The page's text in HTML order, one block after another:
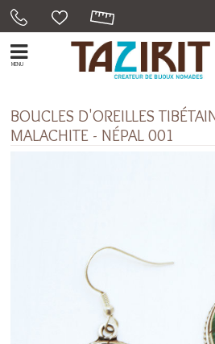
MENU
BOUCLES D'OREILLES
MALACHITE - NÉPAL 001